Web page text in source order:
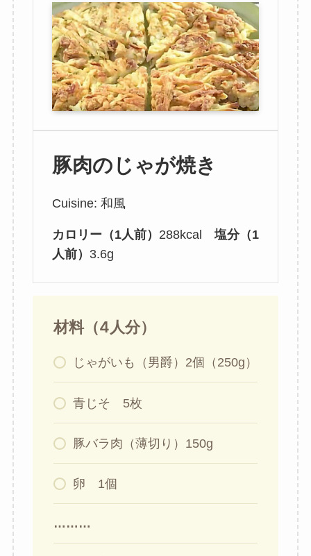
豚肉のじゃが焼き
Cuisine: 和風
カロリー（1人前） 288kcal 塩分（1
人前） 3.6g
材料（4人分）
じゃがいも（男爵）2個（250g）
青じそ 5枚
豚バラ肉（薄切り）150g
卵 1個
………